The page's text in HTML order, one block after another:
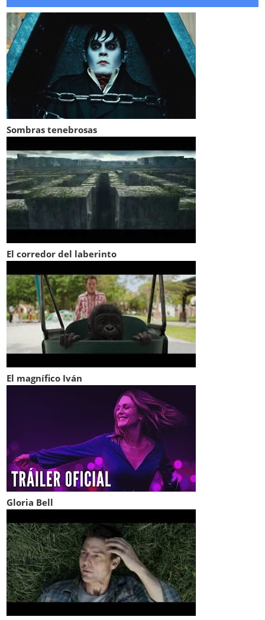
Sombras tenebrosas
El corredor del laberinto
El magnífico Iván
Gloria Bell